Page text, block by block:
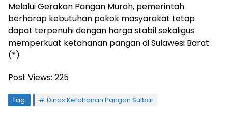
Melalui Gerakan Pangan Murah, pemerintah
berharap kebutuhan pokok masyarakat tetap
dapat terpenuhi dengan harga stabil sekaligus
memperkuat ketahanan pangan di Sulawesi Barat.
(*)
Post Views: 225
Tag: Dinas Ketahanan Pangan Sulbar